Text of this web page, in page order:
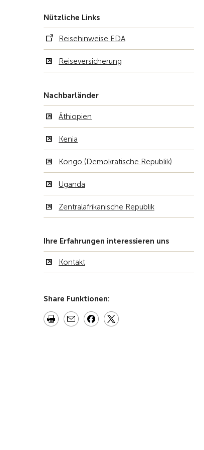
Nützliche Links
Reisehinweise EDA
Reiseversicherung
Nachbarländer
Äthiopien
Kenia
Kongo (Demokratische Republik)
Uganda
Zentralafrikanische Republik
Ihre Erfahrungen interessieren uns
Kontakt
Share Funktionen: